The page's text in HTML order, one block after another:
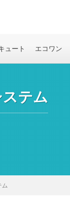
ュート エコワン
テム
ム